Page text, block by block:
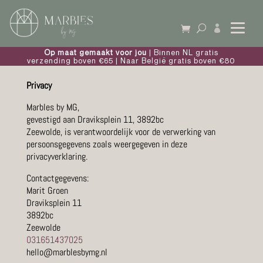

Op maat gemaakt voor jou | Binnen NL gratis
verzending boven €65 | Naar België gratis boven €80
Privacy
Marbles by MG,
gevestigd aan Draviksplein 11, 3892bc
Zeewolde, is verantwoordelijk voor de verwerking van
persoonsgegevens zoals weergegeven in deze
privacyverklaring.
Contactgegevens:
Marit Groen
Draviksplein 11
3892bc
Zeewolde
031651437025
hello@marblesbymg.nl